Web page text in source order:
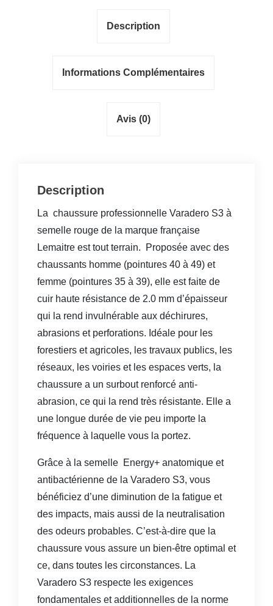
Description
Informations Complémentaires
Avis (0)
Description
La chaussure professionnelle Varadero S3 à
semelle rouge de la marque française
Lemaitre est tout terrain. Proposée avec des
chaussants homme (pointures 40 à 49) et
femme (pointures 35 à 39), elle est faite de
cuir haute résistance de 2.0 mm d’épaisseur
qui la rend invulnérable aux déchirures,
abrasions et perforations. Idéale pour les
forestiers et agricoles, les travaux publics, les
réseaux, les voiries et les espaces verts, la
chaussure a un surbout renforcé anti-
abrasion, ce qui la rend très résistante. Elle a
une longue durée de vie peu importe la
fréquence à laquelle vous la portez.
Grâce à la semelle Energy+ anatomique et
antibactérienne de la Varadero S3, vous
bénéficiez d’une diminution de la fatigue et
des impacts, mais aussi de la neutralisation
des odeurs probables. C’est-à-dire que la
chaussure vous assure un bien-être optimal et
ce, dans toutes les circonstances. La
Varadero S3 respecte les exigences
fondamentales et additionnelles de la norme